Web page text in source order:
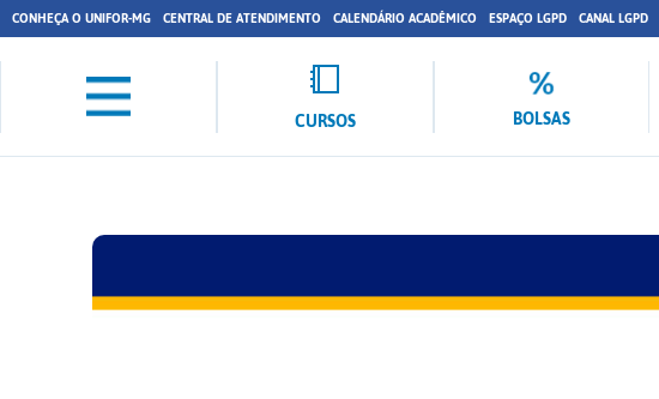
CONHEÇA O UNIFOR-MG CENTRAL DE ATENDIMENTO CALENDÁRIO ACADÊMICO ESPAÇO LGPD CANAL LGPD
CURSOS BOLSAS